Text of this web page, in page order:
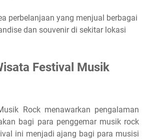
perbelanjaan yang menjual berbagai
dan souvenir di sekitar lokasi
Festival Musik
Rock menawarkan pengalaman
bagi para penggemar musik rock
ini menjadi ajang bagi para musisi